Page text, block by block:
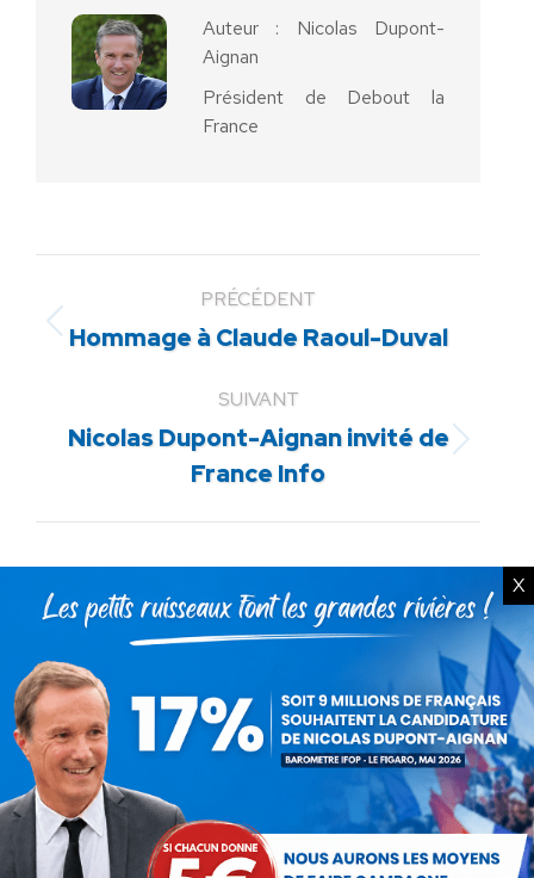
Auteur : Nicolas Dupont-
Aignan
Président de Debout la
France
PRÉCÉDENT
Article
:
Hommage à Claude Raoul-Duval
SUIVANT
Article
suivant
Nicolas Dupont-Aignan invité de
France Info
ARTICLES LIÉS
Communiqué : La protection
de nos enfants se joue sur le
terrain !
22 juillet 2026
Communiqué : Corse,
l’engrenage d’une France
X